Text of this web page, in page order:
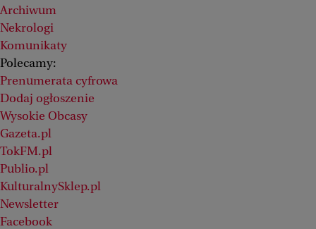
Archiwum
Nekrologi
Komunikaty
Polecamy:
Prenumerata cyfrowa
Dodaj ogłoszenie
Wysokie Obcasy
Gazeta.pl
TokFM.pl
Publio.pl
KulturalnySklep.pl
Newsletter
Facebook